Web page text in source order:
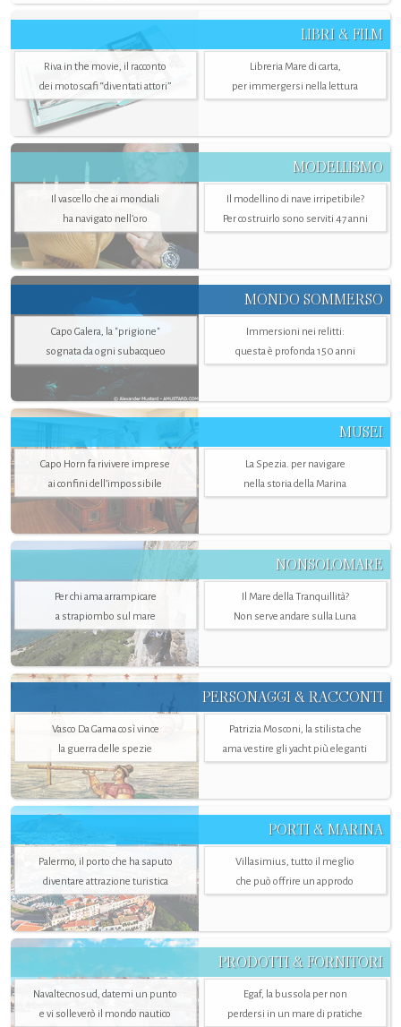
LIBRI & FILM
Riva in the movie, il racconto
dei motoscafi “diventati attori”
Libreria Mare di carta,
per immergersi nella lettura
MODELLISMO
Il vascello che ai mondiali
ha navigato nell’oro
Il modellino di nave irripetibile?
Per costruirlo sono serviti 47 anni
MONDO SOMMERSO
Capo Galera, la "prigione"
sognata da ogni subacqueo
Immersioni nei relitti:
questa è profonda 150 anni
MUSEI
Capo Horn fa rivivere imprese
ai confini dell’impossibile
La Spezia. per navigare
nella storia della Marina
NONSOLOMARE
Per chi ama arrampicare
a strapiombo sul mare
Il Mare della Tranquillità?
Non serve andare sulla Luna
PERSONAGGI & RACCONTI
Vasco Da Gama così vince
la guerra delle spezie
Patrizia Mosconi, la stilista che
ama vestire gli yacht più eleganti
PORTI & MARINA
Palermo, il porto che ha saputo
diventare attrazione turistica
Villasimius, tutto il meglio
che può offrire un approdo
PRODOTTI & FORNITORI
Navaltecnosud, datemi un punto
e vi solleverò il mondo nautico
Egaf, la bussola per non
perdersi in un mare di pratiche